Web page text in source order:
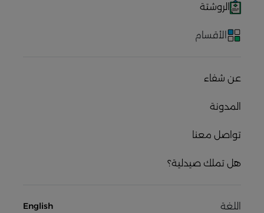
الروشتة
الأقسام
عن شفاء
المدونة
تواصل معنا
هل تملك صيدلية؟
اللغة English